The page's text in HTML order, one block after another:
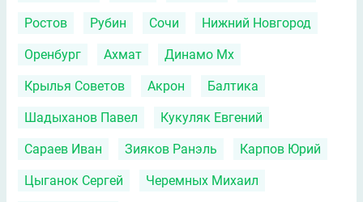
Ростов Рубин Сочи Нижний Новгород
Оренбург Ахмат Динамо Мх
Крылья Советов Акрон Балтика
Шадыханов Павел Кукуляк Евгений
Сараев Иван Зияков Ранэль Карпов Юрий
Цыганок Сергей Черемных Михаил